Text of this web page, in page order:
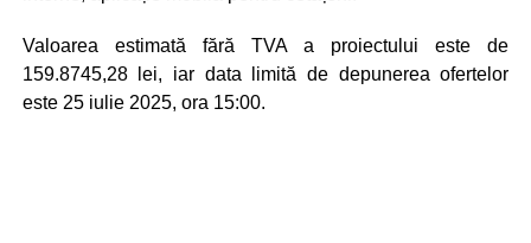
Valoarea estimată fără TVA a proiectului este de
159.8745,28 lei, iar data limită de depunerea ofertelor
este 25 iulie 2025, ora 15:00.